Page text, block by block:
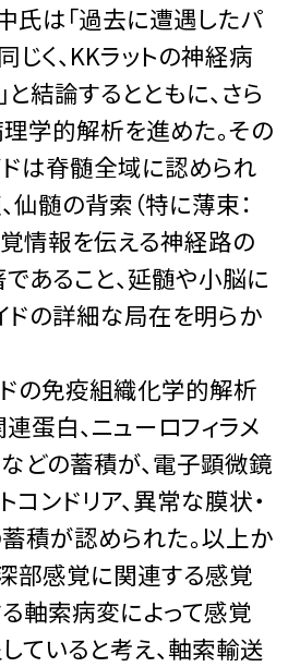
氏は「過去に遭遇したパ
じく、KKラットの神経病
結論するとともに、さら
学的解析を進めた。その
ドは脊髄全域に認められ
仙髄の背索（特に薄束：
情報を伝える神経路の
であること、延髄や小脳に
ドの詳細な局在を明らか
ドの免疫組織化学的解析
蛋白、ニューロフィラメ
などの蓄積が、電子顕微鏡
ンドリア、異常な膜状・
積が認められた。以上か
深部感覚に関連する感覚
軸索病変によって感覚
ていると考え、軸索輸送